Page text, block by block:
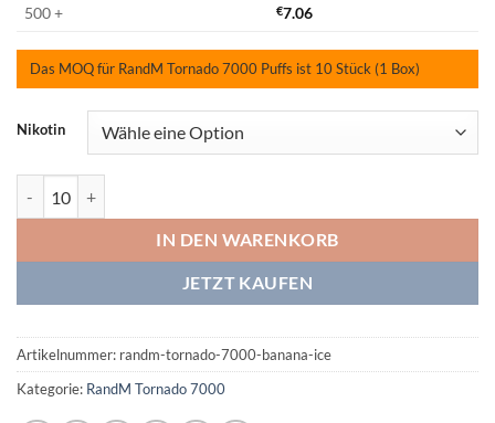
500 +
€7.06
Das MOQ für RandM Tornado 7000 Puffs ist 10 Stück (1 Box)
Nikotin
IN DEN WARENKORB
JETZT KAUFEN
Artikelnummer: randm-tornado-7000-banana-ice
Kategorie: RandM Tornado 7000